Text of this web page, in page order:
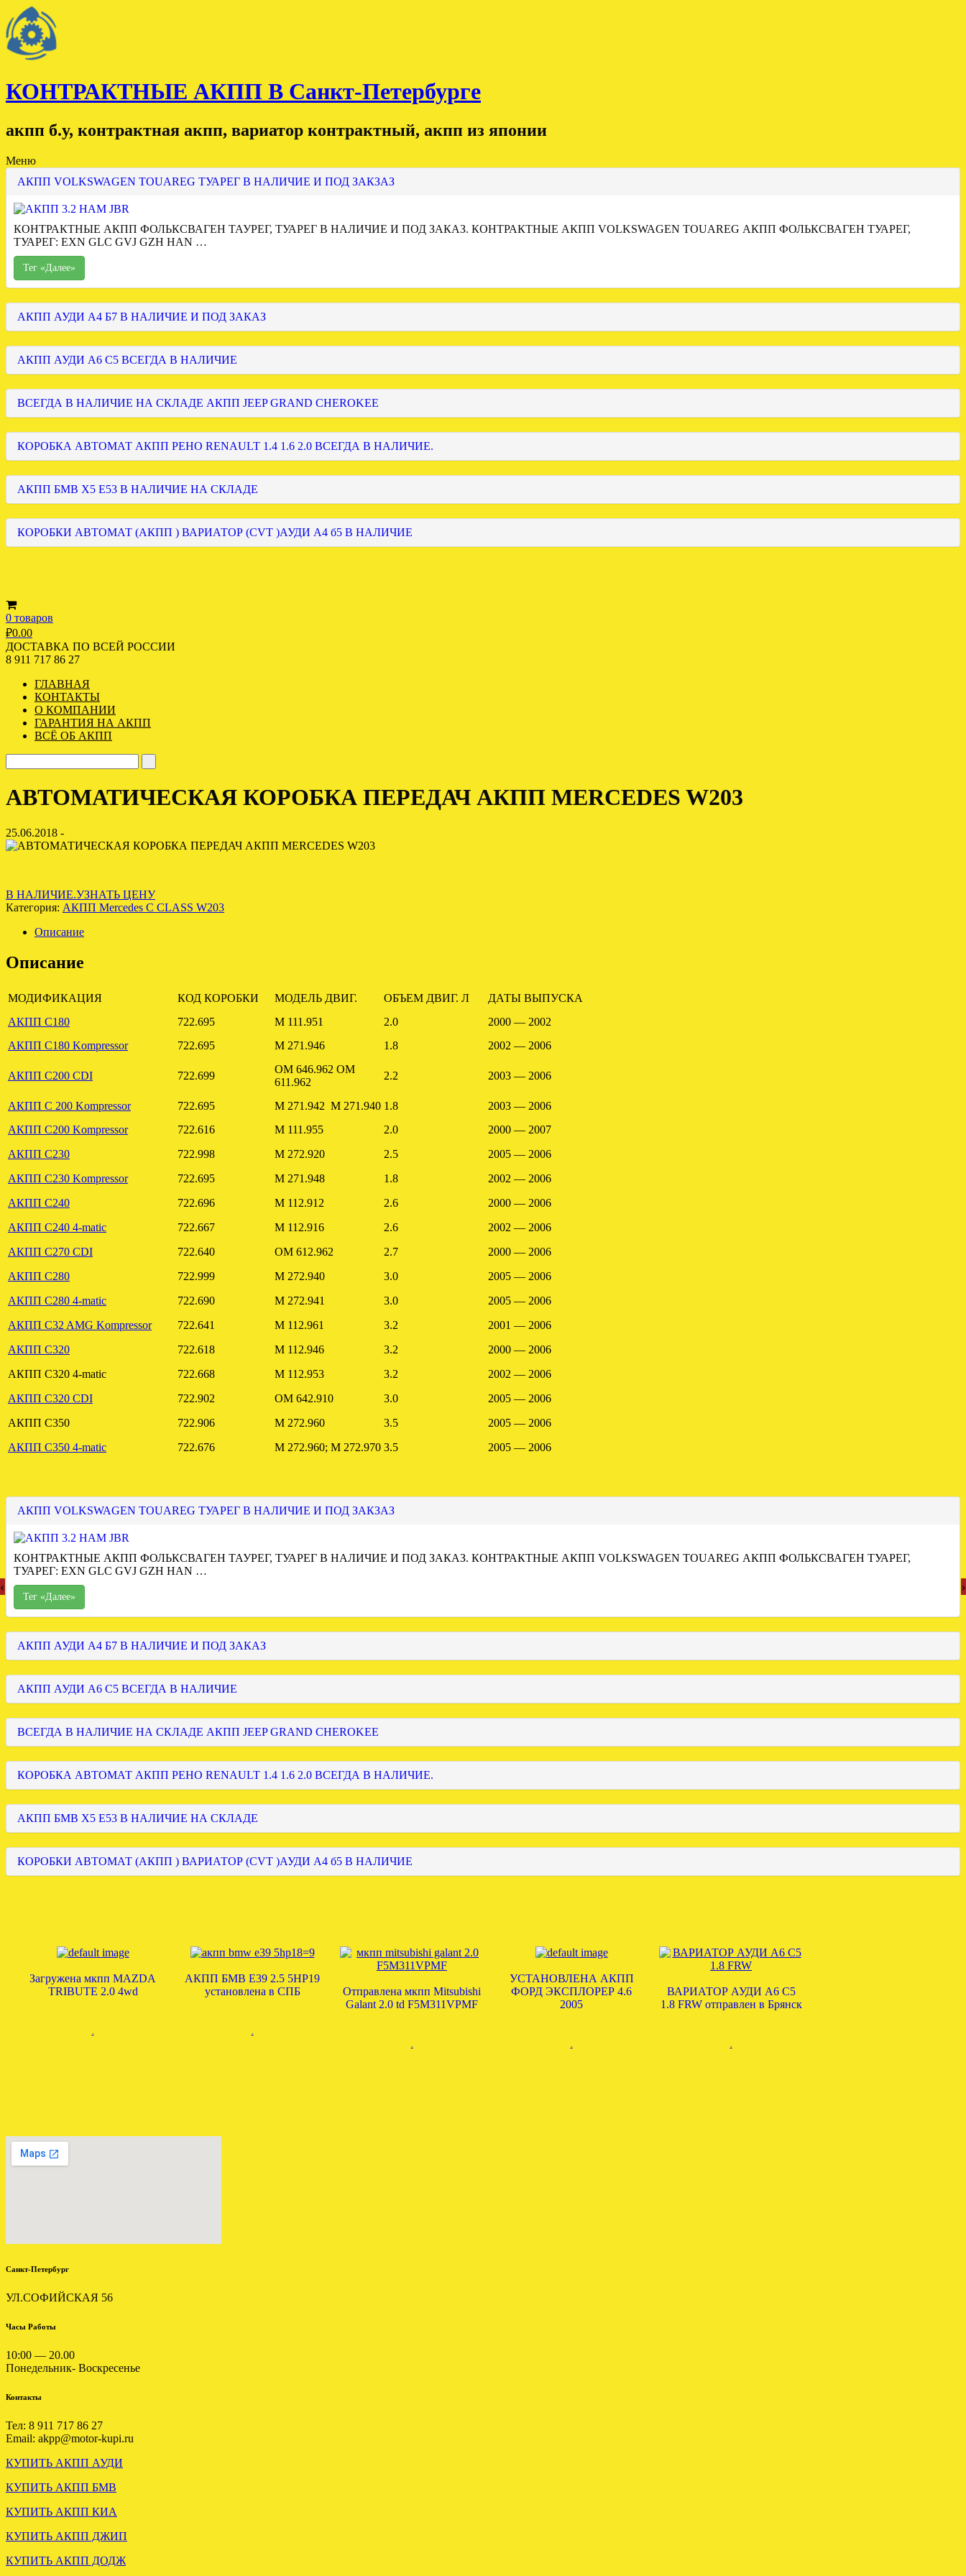
КОНТРАКТНЫЕ АКПП В Санкт-Петербурге
акпп б.у, контрактная акпп, вариатор контрактный, акпп из японии
Меню
АКПП VOLKSWAGEN TOUAREG ТУАРЕГ В НАЛИЧИЕ И ПОД ЗАКЗАЗ
КОНТРАКТНЫЕ АКПП ФОЛЬКСВАГЕН ТАУРЕГ, ТУАРЕГ В НАЛИЧИЕ И ПОД ЗАКАЗ. КОНТРАКТНЫЕ АКПП VOLKSWAGEN TOUAREG АКПП ФОЛЬКСВАГЕН ТУАРЕГ,
ТУАРЕГ: EXN GLC GVJ GZH HAN …
Тег «Далее»
АКПП АУДИ А4 Б7 В НАЛИЧИЕ И ПОД ЗАКАЗ
АКПП АУДИ А6 С5 ВСЕГДА В НАЛИЧИЕ
ВСЕГДА В НАЛИЧИЕ НА СКЛАДЕ АКПП JEEP GRAND CHEROKEE
КОРОБКА АВТОМАТ АКПП РЕНО RENAULT 1.4 1.6 2.0 ВСЕГДА В НАЛИЧИЕ.
АКПП БМВ Х5 Е53 В НАЛИЧИЕ НА СКЛАДЕ
КОРОБКИ АВТОМАТ (АКПП ) ВАРИАТОР (CVT )АУДИ А4 б5 В НАЛИЧИЕ
0 товаров
₽0.00
ДОСТАВКА ПО ВСЕЙ РОССИИ
8 911 717 86 27
ГЛАВНАЯ
КОНТАКТЫ
О КОМПАНИИ
ГАРАНТИЯ НА АКПП
ВСЁ ОБ АКПП
АВТОМАТИЧЕСКАЯ КОРОБКА ПЕРЕДАЧ АКПП MERCEDES W203
25.06.2018 -
В НАЛИЧИЕ.УЗНАТЬ ЦЕНУ
Категория: АКПП Mercedes C CLASS W203
Описание
Описание
МОДИФИКАЦИЯ КОД КОРОБКИ МОДЕЛЬ ДВИГ. ОБЪЕМ ДВИГ. Л
ДАТЫ ВЫПУСКА
АКПП C180
722.695 M 111.951 2.0
2000 — 2002
АКПП C180 Kompressor
722.695 M 271.946 1.8 2002 — 2006
АКПП C200 CDI 722.699
OM 646.962 OM
611.962
2.2 2003 — 2006
АКПП C 200 Kompressor 722.695 M 271.942 M 271.940 1.8
2003 — 2006
АКПП C200 Kompressor
722.616 M 111.955 2.0
2000 — 2007
АКПП C230
722.998 M 272.920 2.5
2005 — 2006
АКПП C230 Kompressor
722.695 M 271.948 1.8
2002 — 2006
АКПП C240
722.696 M 112.912 2.6
2000 — 2006
АКПП C240 4-matic
722.667 M 112.916 2.6
2002 — 2006
АКПП C270 CDI
722.640 OM 612.962 2.7
2000 — 2006
АКПП C280
722.999 M 272.940 3.0
2005 — 2006
АКПП C280 4-matic
722.690 M 272.941 3.0
2005 — 2006
АКПП C32 AMG Kompressor
722.641 M 112.961 3.2
2001 — 2006
АКПП C320
722.618 M 112.946 3.2
2000 — 2006
АКПП C320 4-matic
722.668 M 112.953 3.2
2002 — 2006
АКПП C320 CDI
722.902 OM 642.910 3.0
2005 — 2006
АКПП C350
722.906 M 272.960 3.5
2005 — 2006
АКПП C350 4-matic
722.676 M 272.960; M 272.970 3.5 2005 — 2006
АКПП VOLKSWAGEN TOUAREG ТУАРЕГ В НАЛИЧИЕ И ПОД ЗАКЗАЗ
КОНТРАКТНЫЕ АКПП ФОЛЬКСВАГЕН ТАУРЕГ, ТУАРЕГ В НАЛИЧИЕ И ПОД ЗАКАЗ. КОНТРАКТНЫЕ АКПП VOLKSWAGEN TOUAREG АКПП ФОЛЬКСВАГЕН ТУАРЕГ,
ТУАРЕГ: EXN GLC GVJ GZH HAN …
Тег «Далее»
АКПП АУДИ А4 Б7 В НАЛИЧИЕ И ПОД ЗАКАЗ
АКПП АУДИ А6 С5 ВСЕГДА В НАЛИЧИЕ
ВСЕГДА В НАЛИЧИЕ НА СКЛАДЕ АКПП JEEP GRAND CHEROKEE
КОРОБКА АВТОМАТ АКПП РЕНО RENAULT 1.4 1.6 2.0 ВСЕГДА В НАЛИЧИЕ.
АКПП БМВ Х5 Е53 В НАЛИЧИЕ НА СКЛАДЕ
КОРОБКИ АВТОМАТ (АКПП ) ВАРИАТОР (CVT )АУДИ А4 б5 В НАЛИЧИЕ
Загружена мкпп MAZDA
TRIBUTE 2.0 4wd
.
АКПП БМВ Е39 2.5 5HP19
установлена в СПБ
.
Отправлена мкпп Мitsubishi
Galant 2.0 td F5M311VPMF
.
УСТАНОВЛЕНА АКПП
ФОРД ЭКСПЛОРЕР 4.6
2005
.
ВАРИАТОР АУДИ А6 С5
1.8 FRW отправлен в Брянск
.
Загружена АКПП
.
Вариатор Ауди А6 3.0 FSA
отправлен в Нижневартовск
‹ ›
Санкт-Петербург
УЛ.СОФИЙСКАЯ 56
Часы Работы
10:00 — 20.00
Понедельник- Воскресенье
Контакты
Тел: 8 911 717 86 27
Email: akpp@motor-kupi.ru
КУПИТЬ АКПП АУДИ
КУПИТЬ АКПП БМВ
КУПИТЬ АКПП КИА
КУПИТЬ АКПП ДЖИП
КУПИТЬ АКПП ДОДЖ